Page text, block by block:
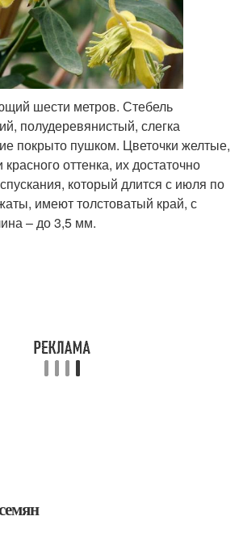
шести метров. Стебель
полудеревянистый, слегка
покрыто пушком. Цветочки желтые,
оттенка, их достаточно
который длится с июля по
имеют толстоватый край, с
– до 3,5 мм.